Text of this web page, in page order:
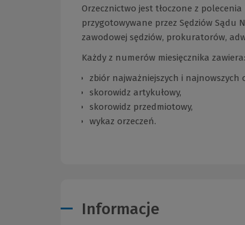
Orzecznictwo jest tłoczone z
przygotowywane przez Sędziów Sądu
zawodowej sędziów, prokuratorów,
Każdy z numerów miesięcznika zawiera:
zbiór najważniejszych i najnowszych
skorowidz artykułowy,
skorowidz przedmiotowy,
wykaz orzeczeń.
Informacje